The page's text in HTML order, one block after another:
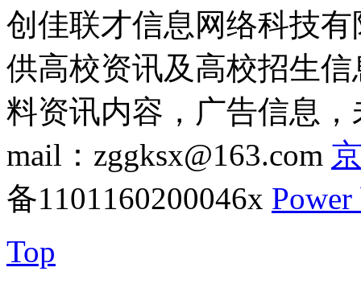
创佳联才信息网络科技
供高校资讯及高校招生
料资讯内容，广告信息
mail：zggksx@163.com
备1101160200046x Power
Top